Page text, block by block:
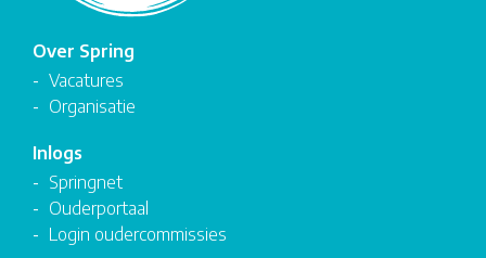
Over Spring
Vacatures
Organisatie
Inlogs
Springnet
Ouderportaal
Login oudercommissies